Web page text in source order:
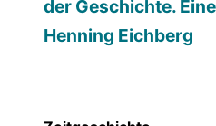
der Geschichte.
Henning Eichberg